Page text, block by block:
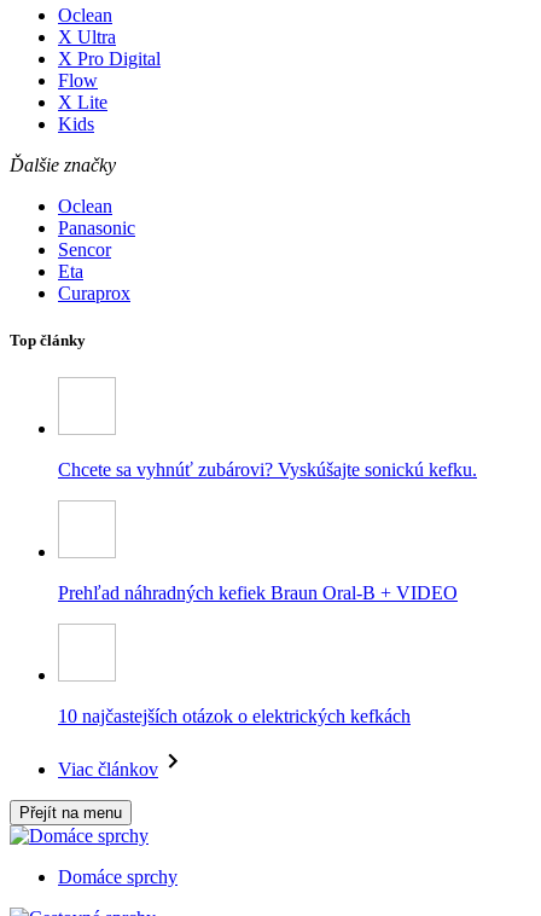
Oclean
X Ultra
X Pro Digital
Flow
X Lite
Kids
Ďalšie značky
Oclean
Panasonic
Sencor
Eta
Curaprox
Top články
Chcete sa vyhnúť zubárovi? Vyskúšajte sonickú kefku.
Prehľad náhradných kefiek Braun Oral-B + VIDEO
10 najčastejších otázok o elektrických kefkách
Viac článkov
Přejít na menu
Domáce sprchy